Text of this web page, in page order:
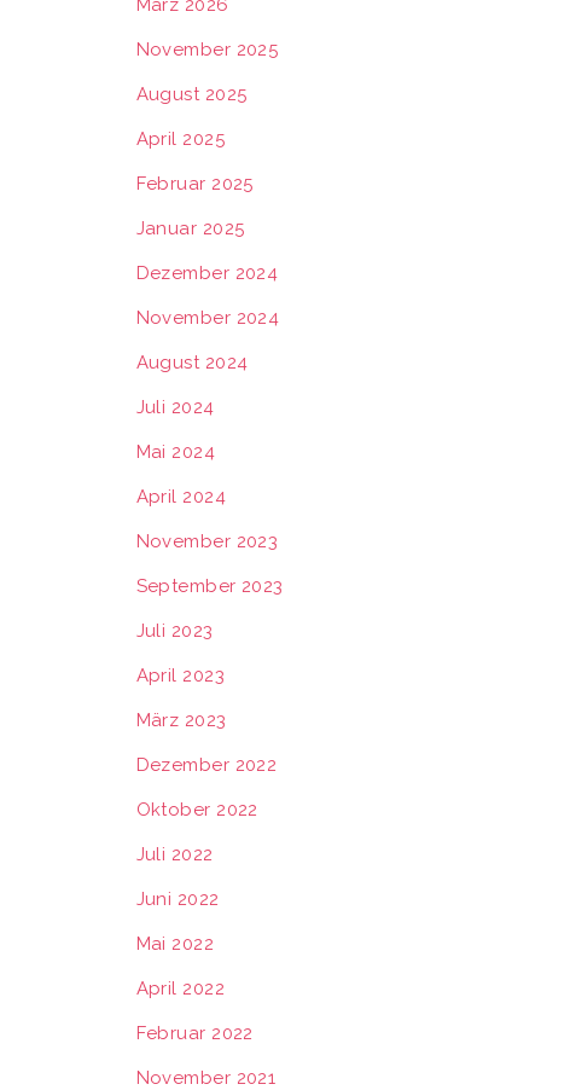
März 2026
November 2025
August 2025
April 2025
Februar 2025
Januar 2025
Dezember 2024
November 2024
August 2024
Juli 2024
Mai 2024
April 2024
November 2023
September 2023
Juli 2023
April 2023
März 2023
Dezember 2022
Oktober 2022
Juli 2022
Juni 2022
Mai 2022
April 2022
Februar 2022
November 2021